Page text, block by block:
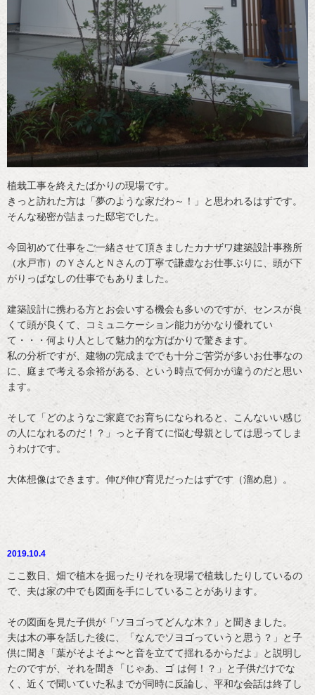
植栽工事を終えたばかりの現場です。
きっと訪れた方は「夢のような家だわ～！」と思われるはずです。
そんな秘密が詰まった邸宅でした。
今回初めて仕事をご一緒させて頂きましたカナザワ建築設計事務所
（水戸市）のＹさんとＮさんの丁寧で謙虚なお仕事ぶりに、頭が下
がりっぱなしの仕事でもありました。
建築設計に携わる方とお会いする機会も多いのですが、センスが良
くて頭が良くて、コミュニケーション能力がかなり優れてい
て・・・何より人として魅力的な方ばかりで驚きます。
私の分析ですが、建物の完成まででも十分ご苦労が多いお仕事なの
に、庭まで考える余裕がある、という時点で何かが違うのだと思い
ます。
そして「どのようなご家庭でお育ちになられると、こんないい感じ
の人になれるのだ！？」っと子育てに悩む母親としては思ってしま
うわけです。
大体想像はできます。伸び伸び育児だったはずです（溜め息）。
2019.10.4
ここ数日、畑で植木を掘ったりそれを現場で植栽したりしているの
で、夫は家の中でも図面を手にしていることがあります。
その図面を見た子供が「ソヨゴってどんな木？」と聞きました。
夫は木の事を話した後に、「なんでソヨゴっていうと思う？」と子
供に聞き「葉がそよそよ〜と音を立てて揺れるからだよ」と説明し
たのですが、それを聞き「じゃあ、ゴ は何！？」と子供だけでな
く、近くで聞いていた私までが同時に反論し、平和な会話は終了し